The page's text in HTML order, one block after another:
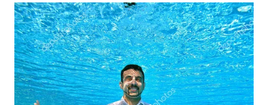
WN
TAPANULI
TENGAH
WN DELI
SERDANG